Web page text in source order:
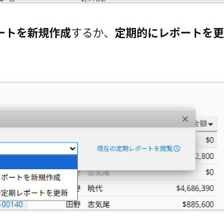
トを新規作成するか、 定期的にレポートを更